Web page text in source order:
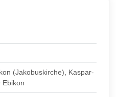
(Jakobuskirche), Kaspar-
Ebikon